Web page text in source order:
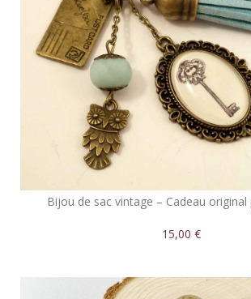
Bijou de sac vintage – Cadeau
15,00 €